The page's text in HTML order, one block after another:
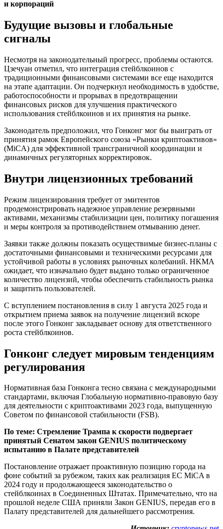
и корпораций
Будущие вызовы и глобальные
сигналы
Несмотря на законодательный прогресс, проблемы остаются.
Цзечуан отметил, что интеграция стейблкоинов с
традиционными финансовыми системами все еще находится
на этапе адаптации. Он подчеркнул необходимость в удобстве,
работоспособности и прорывах в предотвращении
финансовых рисков для улучшения практического
использования стейблкоинов и их принятия на рынке.
Законодатель предположил, что Гонконг мог бы выиграть от
принятия рамок Европейского союза «Рынки криптоактивов»
(MiCA) для эффективной трансграничной координации и
динамичных регуляторных корректировок.
Внутри лицензионных требований
Режим лицензирования требует от эмитентов
продемонстрировать надежное управление резервными
активами, механизмы стабилизации цен, политику погашения
и меры контроля за противодействием отмыванию денег.
Заявки также должны показать осуществимые бизнес-планы с
достаточными финансовыми и техническими ресурсами для
устойчивой работы в условиях рыночных колебаний. HKMA
ожидает, что изначально будет выдано только ограниченное
количество лицензий, чтобы обеспечить стабильность рынка
и защитить пользователей.
С вступлением постановления в силу 1 августа 2025 года и
открытием приема заявок на получение лицензий вскоре
после этого Гонконг закладывает основу для ответственного
роста стейблкоинов.
Гонконг следует мировым тенденциям
регулирования
Нормативная база Гонконга тесно связана с международными
стандартами, включая Глобальную нормативно-правовую базу
для деятельности с криптоактивами 2023 года, выпущенную
Советом по финансовой стабильности (FSB).
По теме: Стремление Трампа к скорости подвергает
принятый Сенатом закон GENIUS политическому
испытанию в Палате представителей
Постановление отражает проактивную позицию города на
фоне событий за рубежом, таких как реализация ЕС MiCA в
2024 году и продолжающееся законодательство о
стейблкоинах в Соединенных Штатах. Примечательно, что на
прошлой неделе США приняли Закон GENIUS, передав его в
Палату представителей для дальнейшего рассмотрения.